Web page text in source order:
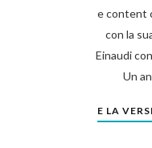
e content
con la
Einaudi
Un
E LA